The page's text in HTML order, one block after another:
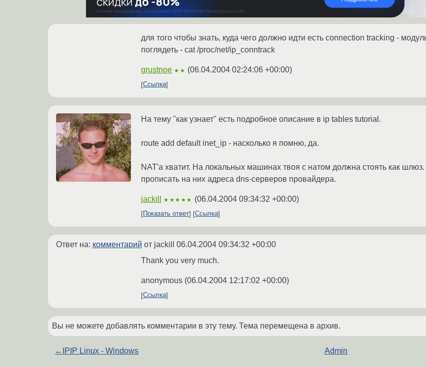
для того чтобы знать, куда чего должно идти есть connection tracking -
поглядеть - cat /proc/net/ip_conntrack
grustnoe ★★ (06.04.2004 02:24:06 +00:00)
Ссылка
На тему "как узнает" есть подробное описание в ip tables tutorial.
route add default inet_ip - насколько я помню, да.
NAT'а хватит. На локальных машинах твоя с натом должна стоять как
прописать на них адреса dns-серверов провайдера.
jackill ★★★★★ (06.04.2004 09:34:32 +00:00)
Показать ответ Ссылка
Ответ на: комментарий от jackill 06.04.2004 09:34:32 +00:00
Thank you very much.
anonymous (06.04.2004 12:17:02 +00:00)
Ссылка
Вы не можете добавлять комментарии в эту тему. Тема перемещена в архив.
← IPIP Linux - Windows Admin